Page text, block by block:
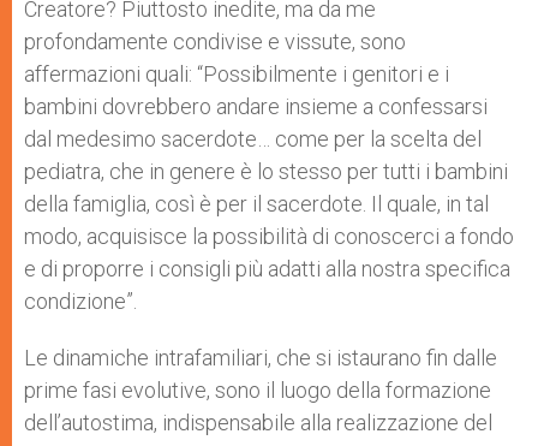
Creatore? Piuttosto inedite, ma da me
profondamente condivise e vissute, sono
affermazioni quali: “Possibilmente i genitori e i
bambini dovrebbero andare insieme a confessarsi
dal medesimo sacerdote… come per la scelta del
pediatra, che in genere è lo stesso per tutti i bambini
della famiglia, così è per il sacerdote. Il quale, in tal
modo, acquisisce la possibilità di conoscerci a fondo
e di proporre i consigli più adatti alla nostra specifica
condizione”.
Le dinamiche intrafamiliari, che si istaurano fin dalle
prime fasi evolutive, sono il luogo della formazione
dell’autostima, indispensabile alla realizzazione del